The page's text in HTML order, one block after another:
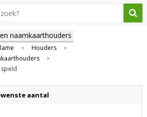
naamkaarthouders
> Houders >
>
aantal